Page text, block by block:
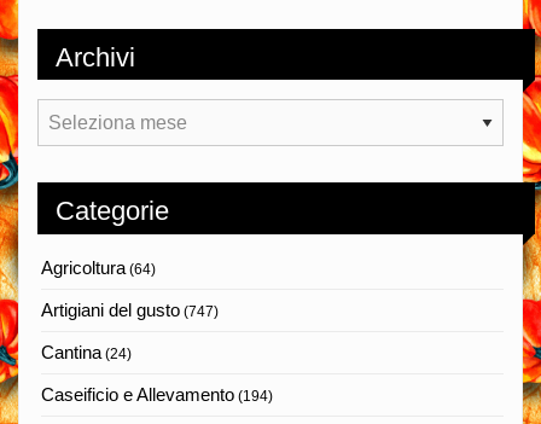
Archivi
Archivi
Categorie
Agricoltura(64)
Artigiani del gusto (747)
Cantina(24)
Caseificio e Allevamento (194)